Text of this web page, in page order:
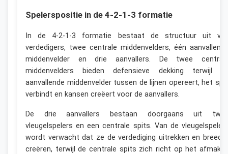
Spelerspositie in de 4-2-1-3 formatie
In de 4-2-1-3 formatie bestaat de structuur uit
verdedigers, twee centrale middenvelders, één
middenvelder en drie aanvallers. De twee
middenvelders bieden defensieve dekking terwijl
aanvallende middenvelder tussen de lijnen opereert, het
verbindt en kansen creëert voor de aanvallers.
De drie aanvallers bestaan doorgaans uit
vleugelspelers en een centrale spits. Van de
wordt verwacht dat ze de verdediging uitrekken en
creëren, terwijl de centrale spits zich richt op het